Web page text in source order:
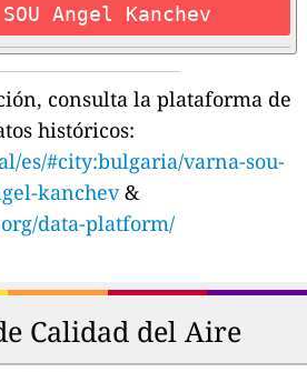
Angel Kanchev
consulta la plataforma de
históricos:
es/#city:bulgaria/varna-sou-
kanchev&
data-platform/
Calidad del Aire